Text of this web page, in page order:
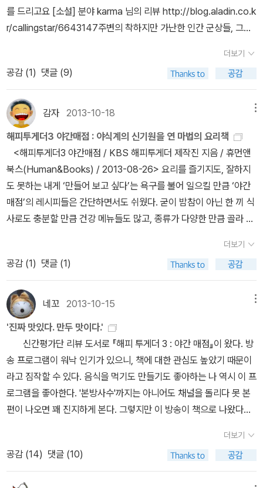
싫어, 하고 생각하신다면, 음, 뒤에 쓸까요? 오늘 페이퍼는 소소한
행복을 줄 맛있는 음식을 찾으러 갑니다. ^^ 꽃보다 책입니다. 1. 간단
찬 3. 맞벌이 밥상 피곤하고 시간도 없고, 하기도 싫지만 그렇다고 매
때가 있습니다. 갓지은 밥이랑, 반찬이랑 맛있게 먹고 싶을 때가 있긴
한데, 서툰 실력에 요리를 하자니... 그냥 그 사이에 뭔가 먹고 시작해
야 할 것 같기도 합니다. 그러면 사실 능숙하지 않은 사람도 어렵지
않게 시도해 볼 수 있는 요리법이 있으면 되지 않을까요? 또는 요리
사나 요리연구가가 아닌 집에서 가정주부가 금방 만들 수 있는 그런
요리법도 좋을 것 같습니다. 2. 오늘 저녁엔 뭐 하냐... 고민되신다
면 1. 금토일 반찬거리 2. 냉장고 털어 10분 요리 3. 엄마가
차려준 밥상 4. 시아버지가 며느리에게 일러준 착한 요리 주부 경력
십니다. 아무래도 우리 엄마는 요리를 좋아하지 않아, 일 수도 있겠지
만, 엄마들도 그냥 빨리 후딱 만들어서 먹고 치우는 저녁밥을 하고 싶
을 때도 있는 겁니다. 1. 짜지않은 반찬 2. 짜지않은 국 찌
개 3. 짜지않은 밥 국수 그치만 매일 보면 저녁밥으로 고민하는데, 왜
메뉴는 며칠 지나면 다시 돌아오는 걸까요. 우리나라 대부분 가정에
서 밥상에 올라오는 건 밥, 국이나 찌개, 반찬 정도인데, 저녁에 뭐 해
먹나 고민은 어제도 하고 오늘도 하게 된다고 하시더라구요. 저는 아
직 저희집의 식단을 맡지 않았기 때문에 일단 해주는 밥을 얌전히 먹
는 게 좋겠지만, 그래도 조금은 다양하게 먹어보고 싶어질 때가 있어
요. 1. 주제별 요리백과2. 568 조미료 소스 양념 대백과3. 찬
모도 모르는 식당반찬4. 반찬 연금술 주제별 다양한 요리와 다양한
다년간 요리를 해오신 주부라면 초보자용이 아닌 요리책을 보면서 아
를 드리고요 [소설] 분야 karma 님의 리뷰 http://blog.aladin.co.k
r/callingstar/6643147주변의 착하지만 가난한 인간 군상들, 그리
는 가난의 굴레들을 아주 적절히 엮어서 보여주고 있습니다. 그런 사
건들 중에는 도저히 실제로 일어난 일이라고 믿을 수 없는 일들도 있
지만 우리나라에서도 흔히 보는 부조리의 변주들도 많습니다. 그리고
대부분 죽은 사람들을 통해 그 사건들을 이야기하기 때문인지 그것이
심각하게 이야기되기보다는 관조적인 유머로 승화됩니다.다만 그런
사람과 사건의 연결고리들이 너무 매번, 많이 등장하는 바람에 조금
은 작위적이라는 생각이 들게 하는 것은 아쉬웠습니다.그렇게 온 인
생으로 양페이를 키워내고도 막상 자신이 폐를 끼치고 싶지 않아 사
라져버린 양아버지 양진뱌오와 결국은 아버지를 찾아내고만 양페이
는 소설 속 허구의 인물이지만 또 어딘가에는 분명 있을 마음들이라
고 생각하면, [제7일]을 읽으며 그토록 서러웠던 울음들이 아깝지 않
습니다. 비의딸 님의 리뷰 http://blog.aladin.co.kr/725388123/
6627109옮긴이는 작업을 다 끝내고 나자 핵폭탄급 여운에 허우적
를 나 역시 그대로 느꼈던 것이다. 세상에 보여지고 싶은 모습만을 부
풀려 표현했는데, 그것은 진실된 내가 아니라는 것을 알뿐만 아니라,
부풀려지는 그 과정조차도 다 알고 있는 관찰자가 있었고, 그 관찰자
가 어느날 그간의 추악한 내 모습을 바로 내 코앞에 들이댄다면 그순
간을 나는 어찌해야 할 것인가. 생각만으로도 등골이 오싹해 진다. 지
금 한참 SNS에 빠져 있는 사람이라면 이 책에 공감은 하되, 자신의
이야기는 아니라고 자기도 모르게 부정할지 모르겠다. 그렇더라도 한
번은 읽어볼 만한 책이라고 생각한다. 가상의 공간 속에서 원하는 만
허세로 똘똘뭉친 자격지심에 대한 관찰자의 날카로운 시선이 떠오를
테니.[에세이] 분야 마법고냥이 님의 리뷰 http://blog.aladin.co.k
r/773051144/6650354<작가의 얼굴>은 에세이라기보다 라이
더보기
공감 (1) 댓글 (9)
감자 2013-10-18
해피투게더3 야간매점 : 야식계의 신기원을 연 마법의 요리책
<해피투게더3 야간매점 / KBS 해피투게더 제작진 지음 / 휴먼앤
북스(Human&Books) / 2013-08-26> 요리를 즐기지도, 잘하지
도 못하는 내게 ‘만들어 보고 싶다’는 욕구를 불어 일으킬 만큼 ‘야간
매점’의 레시피들은 간단하면서도 쉬웠다. 굳이 밤참이 아닌 한 끼 식
사로도 충분할 만큼 건강 메뉴들도 많고, 종류가 다양한 만큼 골라 만
해서 성공하는 쾌거를 이루기도 했다. 심지어 조카에게 “고모는 왜 이
렇게 요리를 잘해?”라는 말까지 들었으니 이만하면 ‘마법의 요리
책’이라고 불려도 좋을 것 같다. 나머지 내용은 <http://blog.nave
r.com/potatobook/220720479221>에서 확인하세요.
더보기
공감 (1) 댓글 (1)
네꼬 2013-10-15
'진짜 맛있다. 만두 맛이다.'
신간평가단 리뷰 도서로 『해피 투게더 3 : 야간 매점』이 왔다. 방
송 프로그램이 워낙 인기가 있으니, 책에 대한 관심도 높았기 때문이
라고 짐작할 수 있다. 음식을 먹기도 만들기도 좋아하는 나 역시 이 프
로그램을 좋아한다. '본방사수'까지는 아니어도 채널을 돌리다 못 본
편이 나오면 꽤 진지하게 본다. 그렇지만 이 방송이 책으로 나왔다는
도) 레토르트 식품이나 냉동식품을 갖고 재미 삼아 만드는 게 컨셉인
데 그걸로 책이 되나? 심지어 블로거들이 이 방송에 나온 음식을 따
라 만들어 포스팅한 걸 보고도 아니 뭐 이런 것까지.. 하고 놀랐으
더보기
공감 (14) 댓글 (10)